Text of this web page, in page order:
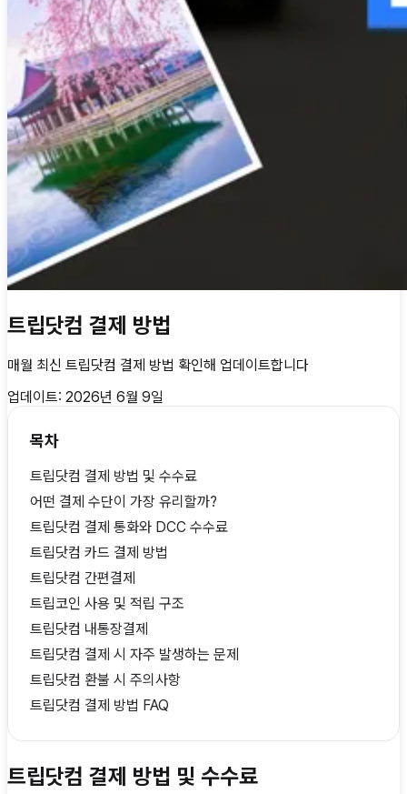
트립닷컴 결제 방법
매월 최신 트립닷컴 결제 방법 확인해 업데이트합니다
업데이트: 2026년 6월 9일
목차
트립닷컴 결제 방법 및 수수료
어떤 결제 수단이 가장 유리할까?
트립닷컴 결제 통화와 DCC 수수료
트립닷컴 카드 결제 방법
트립닷컴 간편결제
트립코인 사용 및 적립 구조
트립닷컴 내통장결제
트립닷컴 결제 시 자주 발생하는 문제
트립닷컴 환불 시 주의사항
트립닷컴 결제 방법 FAQ
트립닷컴 결제 방법 및 수수료